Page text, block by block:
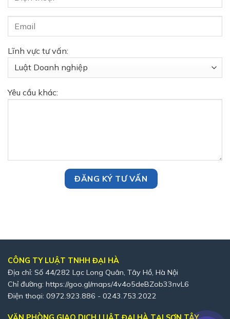
Lĩnh vực tư vấn:
Yêu cầu khác:
CÔNG TY LUẬT TNHH ĐẠI HÀ
Địa chỉ: Số 44/282 Lạc Long Quân, Tây Hồ, Hà Nội
Chỉ đường: https://goo.gl/maps/4v4o5deBZob33nvL6
Điện thoại: 0972.923.886 - 0243.753.2022